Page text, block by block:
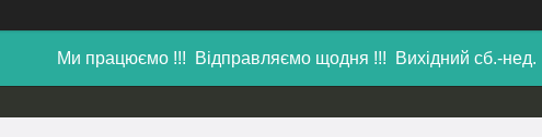
Ми працюємо !!! Відправляємо щодня !!! Вихідний сб.-нед.